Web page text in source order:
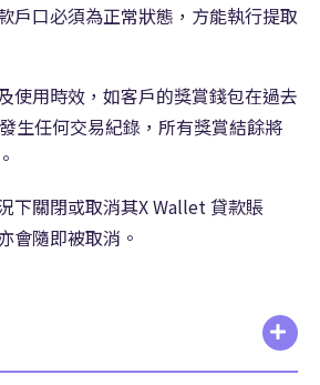
戶口必須為正常狀態，方能執行提取
使用時效，如客戶的獎賞錢包在過去
生任何交易紀錄，所有獎賞結餘將
下關閉或取消其X Wallet 貸款賬
會隨即被取消。